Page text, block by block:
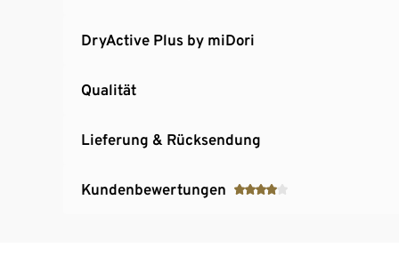
DryActive Plus by miDori
Qualität
Lieferung & Rücksendung
Kundenbewertungen